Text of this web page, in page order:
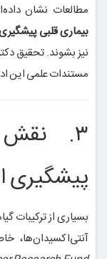
مطالعات نشان
بیماری قلبی
مستندات علمی این
۳.
پیشگیری
آنتی‌اکسیدان‌ها،